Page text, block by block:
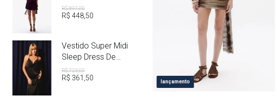
R$897,00
R$ 448, 50
Vestido Super Midi
Sleep Dress De
Cetim Com Metal
R$723,00
R$ 361 50 lançamento P M